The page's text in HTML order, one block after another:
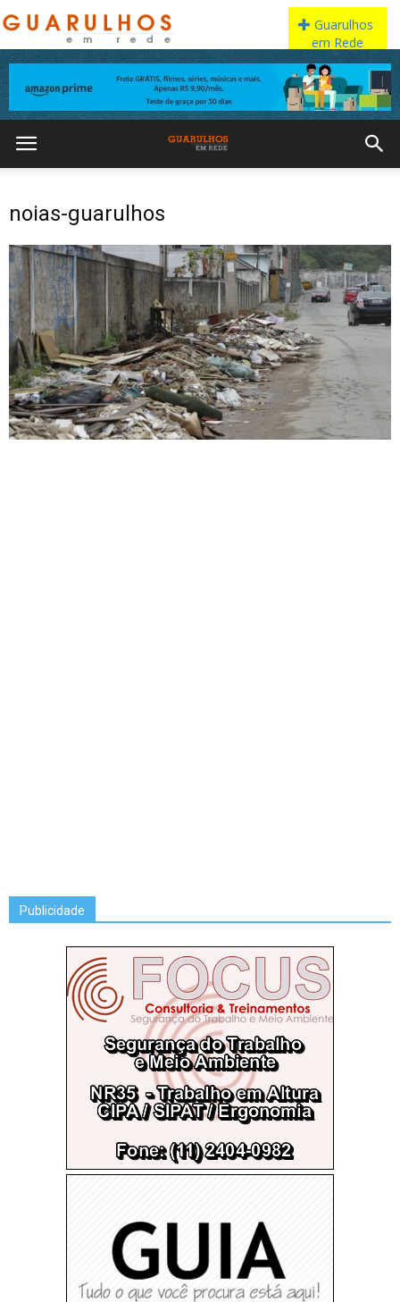
noias-guarulhos
Publicidade